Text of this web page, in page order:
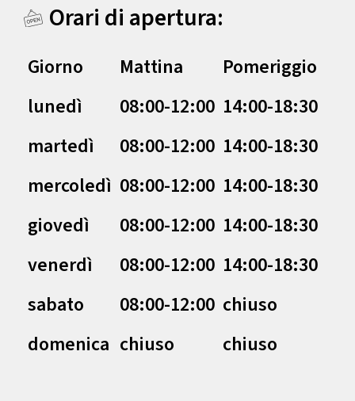
Orari di apertura:
Giorno Mattina
Pomeriggio
lunedì
08:00-12:00 14:00-18:30
martedì
08:00-12:00 14:00-18:30
mercoledì 08:00-12:00 14:00-18:30
giovedì
08:00-12:00 14:00-18:30
venerdì
08:00-12:00 14:00-18:30
sabato
08:00-12:00 chiuso
domenica chiuso chiuso